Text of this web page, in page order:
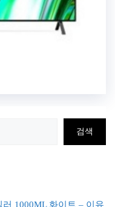
검색
1000ML 화이트 – 이유